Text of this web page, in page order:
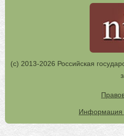
(с) 2013-2026 Российская
Информация